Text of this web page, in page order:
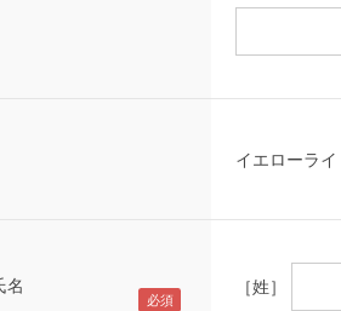
イエローラ
名 ［姓］